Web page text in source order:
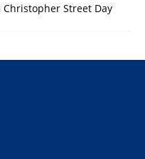
Street Day